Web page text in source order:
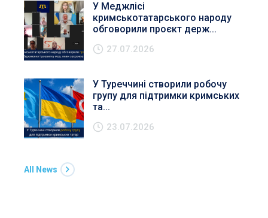
У Меджлісі
кримськотатарського народу
обговорили проєкт держ...
27.07.2026
У Туреччині створили робочу
групу для підтримки кримських
та...
23.07.2026
All News